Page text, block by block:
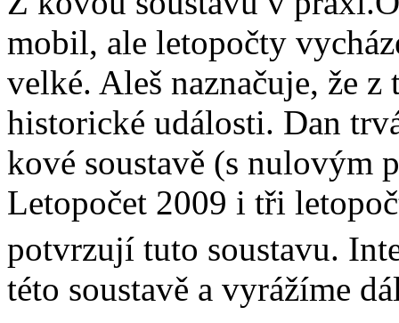
mobil, ale letopočty
velké. Aleš naznačuje, že z
historické události. Dan
kové soustavě (s nulovým
Letopočet 2009 i tři
potvrzují tuto soustavu.
této soustavě a vyrážíme